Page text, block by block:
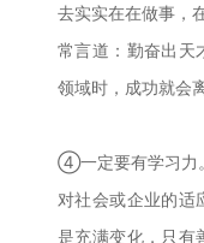
去实实在在做事，
常言道：勤奋出天
领域时，成功就会
④一定要有学习力。
对社会或企业的适
是充满变化，只有